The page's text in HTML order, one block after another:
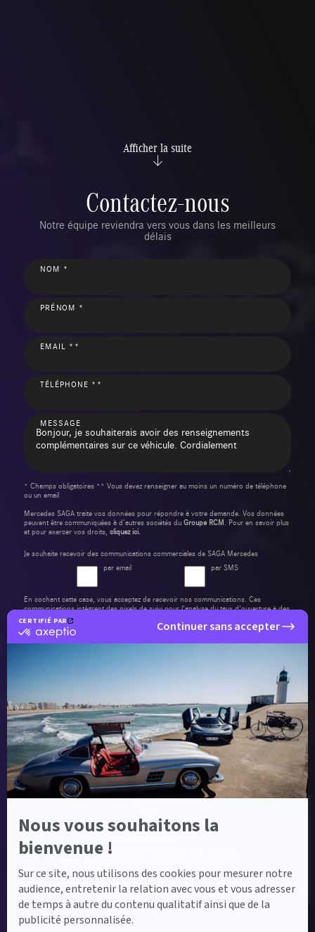
CERTIFIÉ PAR
certifié
sur
Axeptio
Continuer sans accepter
Nous vous souhaitons la
bienvenue !
Sur ce site, nous utilisons des cookies pour mesurer notre
audience, entretenir la relation avec vous et vous adresser
de temps à autre du contenu qualitatif ainsi que de la
publicité personnalisée.
Afficher la suite
Contactez-nous
Notre équipe reviendra vers vous dans les meilleurs
délais
NOM *
PRÉNOM *
EMAIL **
TÉLÉPHONE **
MESSAGE
* Champs obligatoires ** Vous devez renseigner au moins un numéro de téléphone
ou un email
Mercedes SAGA traite vos données pour répondre à votre demande. Vos données
peuvent être communiquées à d’autres sociétés du Groupe RCM . Pour en savoir plus
et pour exercer vos droits, cliquez ici.
Je souhaite recevoir des communications commerciales de SAGA Mercedes
par email
par SMS
En cochant cette case, vous acceptez de recevoir nos communications. Ces
communications intègrent des pixels de suivi pour l'analyse du taux d'ouverture à des
fins de délivrabilité et pour mesurer et optimiser les campagnes conformément à
notre politique de confidentialité
Label Certified et Garanties
Label Certified
Le label Mercedes-Benz Certified vous propose